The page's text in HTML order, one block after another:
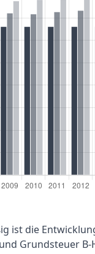
ist die
Grundsteuer B-